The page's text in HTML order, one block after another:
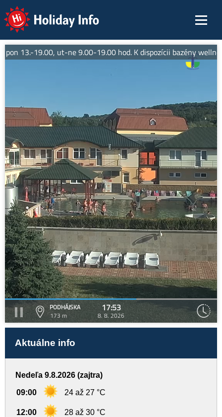
Holiday Info
13.-19.00, ut-ne 9.00-19.00 hod. K dispozícii bazény
PODHÁJSKA
173 m
17:53
8. 8. 2026
Aktuálne info
Nedeľa 9.8.2026 (zajtra)
09:00 24 až 27 °C
12:00 28 až 30 °C